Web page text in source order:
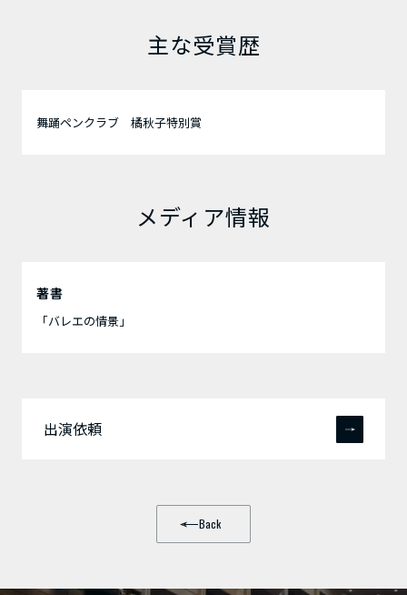
主な受賞歴
舞踊ペンクラブ 橘秋子特別賞
メディア情報
著書
「バレエの情景」
出演依頼
Back